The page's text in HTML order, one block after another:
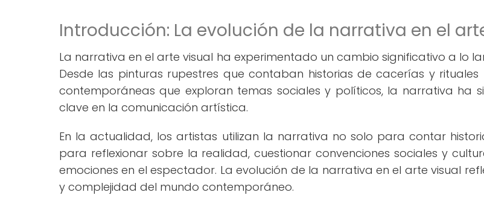
Introducción: La evolución de la narrativa en el
La narrativa en el arte visual ha experimentado un cambio significativo a lo
Desde las pinturas rupestres que contaban historias de cacerías y
contemporáneas que exploran temas sociales y políticos, la narrativa ha
clave en la comunicación artística.
En la actualidad, los artistas utilizan la narrativa no solo para contar
para reflexionar sobre la realidad, cuestionar convenciones sociales y
emociones en el espectador. La evolución de la narrativa en el arte visual
y complejidad del mundo contemporáneo.